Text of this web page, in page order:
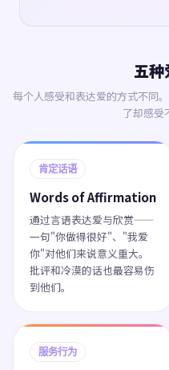
五
每个人感受和表达爱的方式不同
了却感受
肯定话语
Words of Affirmation
通过言语表达爱与欣赏——
一句"你做得很好"、"我爱
你"对他们来说意义重大。
批评和冷漠的话也最容易伤
到他们。
服务行为